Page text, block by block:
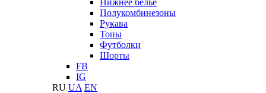
Нижнее белье
Полукомбинезоны
Рукава
Топы
Футболки
Шорты
FB
IG
RU UA EN